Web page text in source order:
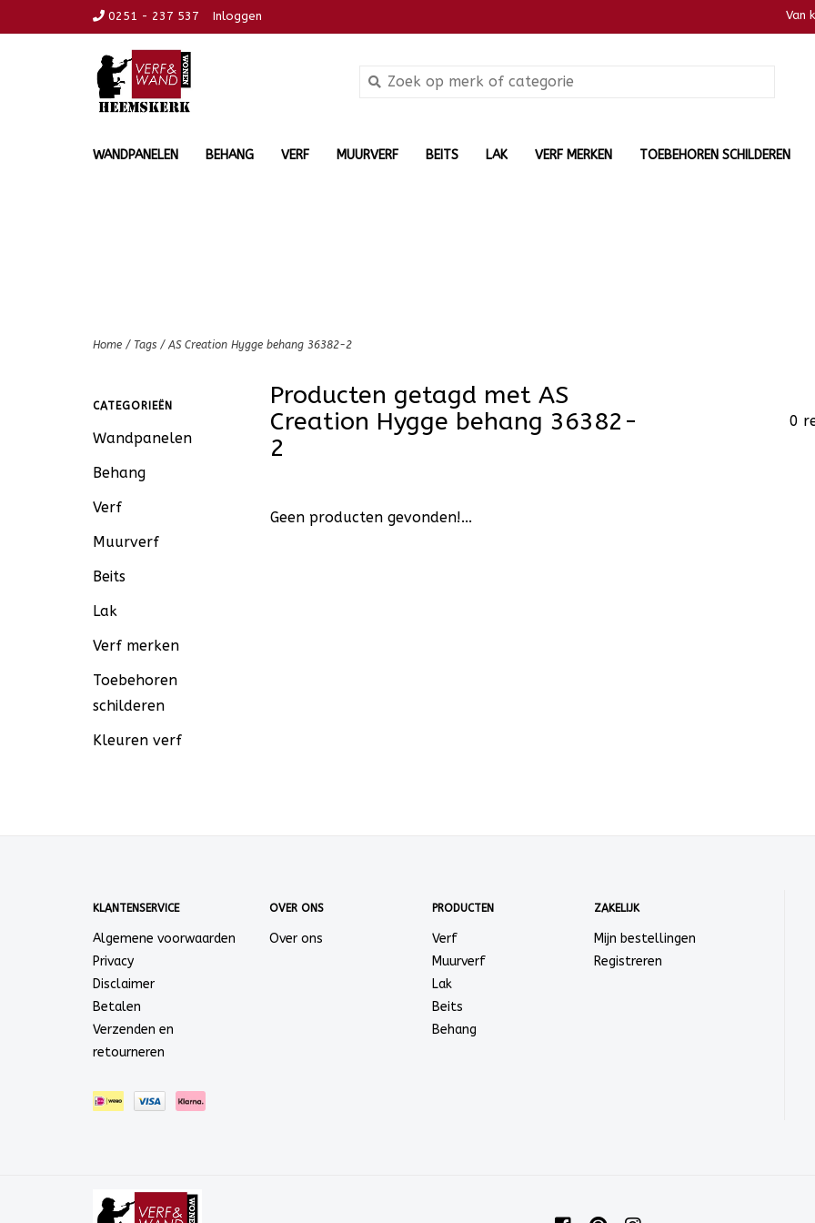
0251 - 237 537 Inloggen Van
WANDPANELEN BEHANG VERF MUURVERF BEITS LAK VERF MERKEN TOEBEHOREN SCHILDEREN
Home / Tags / AS Creation Hygge behang 36382-2
CATEGORIEËN
Wandpanelen
Behang
Verf
Muurverf
Beits
Lak
Verf merken
Toebehoren
schilderen
Kleuren verf
Producten getagd met AS
Creation Hygge behang 36382-
2
0
Geen producten gevonden!...
KLANTENSERVICE
Algemene voorwaarden
Privacy
Disclaimer
Betalen
Verzenden en
retourneren
OVER ONS
Over ons
PRODUCTEN
Verf
Muurverf
Lak
Beits
Behang
ZAKELIJK
Mijn bestellingen
Registreren